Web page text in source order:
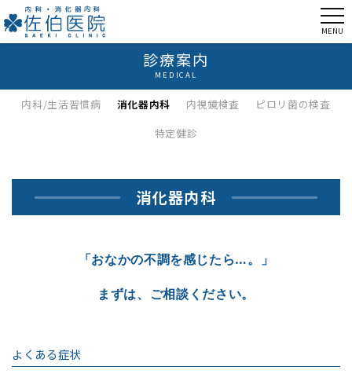
MENU
診療案内
MEDICAL
内科/生活習慣病 消化器内科 内視鏡検査
ピロリ菌の検査
特定健診
消化器内科
「おなかの不調を感じたら…。」
まずは、ご相談ください。
よくある症状